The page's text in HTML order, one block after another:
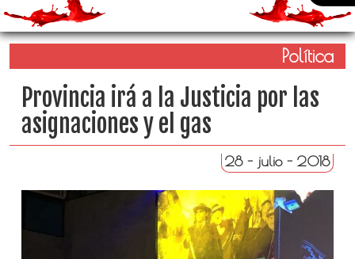
Política
Provincia irá a la Justicia por las
asignaciones y el gas
28 - julio - 2018